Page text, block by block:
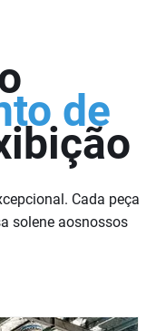
de
Cada peça
solene aosnossos